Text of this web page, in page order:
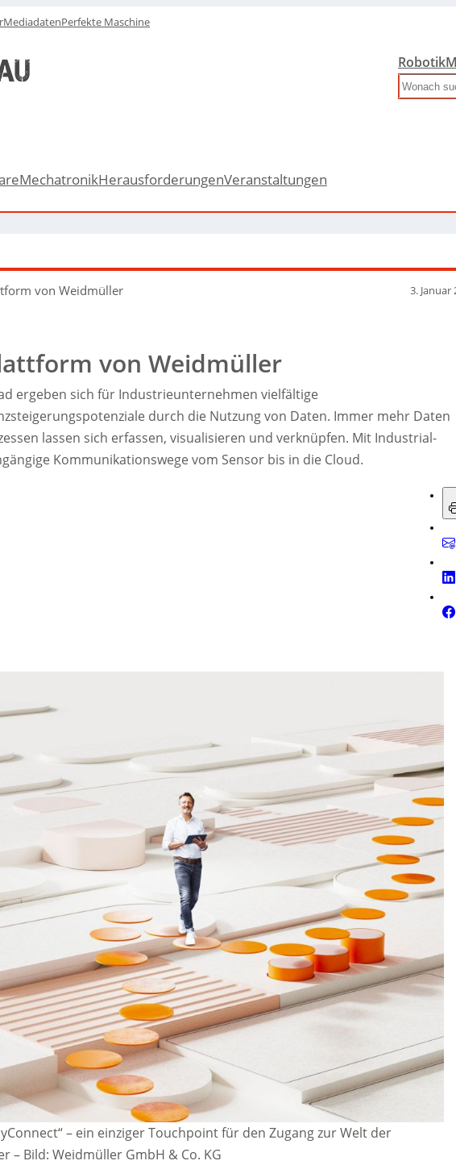
MediadatenPerfekte Maschine
Robotik
Search
MechatronikHerausforderungenVeranstaltungen
von Weidmüller 3. Januar
von Weidmüller
ergeben sich für Industrieunternehmen vielfältige
durch die Nutzung von Daten. Immer mehr Daten
lassen sich erfassen, visualisieren und verknüpfen. Mit Industrial-
Kommunikationswege vom Sensor bis in die Cloud.
– ein einziger Touchpoint für den Zugang zur Welt der
– Bild: Weidmüller GmbH & Co. KG